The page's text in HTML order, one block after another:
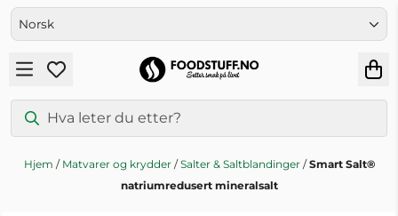
Hopp til innhold
Hjem / Matvarer og krydder /Salter & Saltblandinger /Smart Salt®
natriumredusert mineralsalt